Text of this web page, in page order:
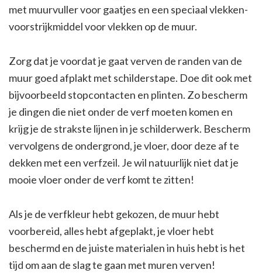
met muurvuller voor gaatjes en een speciaal vlekken-
voorstrijkmiddel voor vlekken op de muur.
Zorg dat je voordat je gaat verven de randen van de
muur goed afplakt met schilderstape. Doe dit ook met
bijvoorbeeld stopcontacten en plinten. Zo bescherm
je dingen die niet onder de verf moeten komen en
krijg je de strakste lijnen in je schilderwerk. Bescherm
vervolgens de ondergrond, je vloer, door deze af te
dekken met een verfzeil. Je wil natuurlijk niet dat je
mooie vloer onder de verf komt te zitten!
Als je de verfkleur hebt gekozen, de muur hebt
voorbereid, alles hebt afgeplakt, je vloer hebt
beschermd en de juiste materialen in huis hebt is het
tijd om aan de slag te gaan met muren verven!